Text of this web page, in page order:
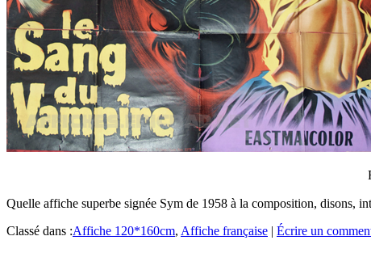
Quelle affiche superbe signée Sym de 1958 à la composition,
Classé dans :Affiche 120*160cm, Affiche française | Écrire un